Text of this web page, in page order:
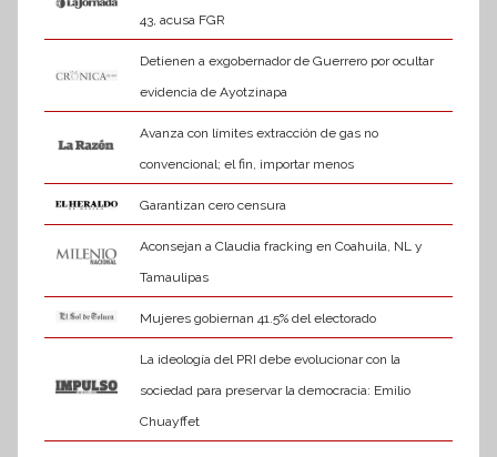
43, acusa FGR
Detienen a exgobernador de Guerrero por ocultar
evidencia de Ayotzinapa
Avanza con límites extracción de gas no
convencional; el fin, importar menos
Garantizan cero censura
Aconsejan a Claudia fracking en Coahuila, NL y
Tamaulipas
Mujeres gobiernan 41.5% del electorado
La ideología del PRI debe evolucionar con la
sociedad para preservar la democracia: Emilio
Chuayffet